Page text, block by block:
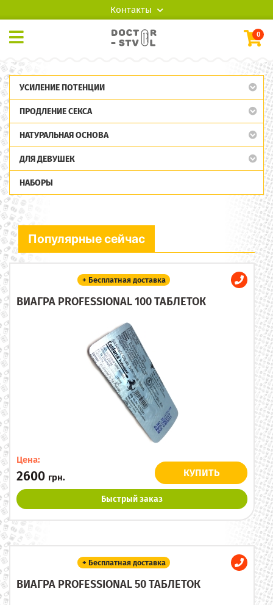
Контакты
0
УСИЛЕНИЕ ПОТЕНЦИИ
ПРОДЛЕНИЕ СЕКСА
НАТУРАЛЬНАЯ ОСНОВА
ДЛЯ ДЕВУШЕК
НАБОРЫ
Популярные сейчас
+ Бесплатная доставка
ВИАГРА PROFESSIONAL 100 ТАБЛЕТОК
Цена:
2600 грн. КУПИТЬ
Быстрый заказ
+ Бесплатная доставка
ВИАГРА PROFESSIONAL 50 ТАБЛЕТОК